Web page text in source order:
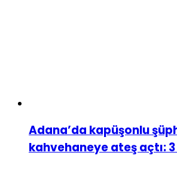
Adana’da kapüşonlu
kahvehaneye ateş açtı: 3